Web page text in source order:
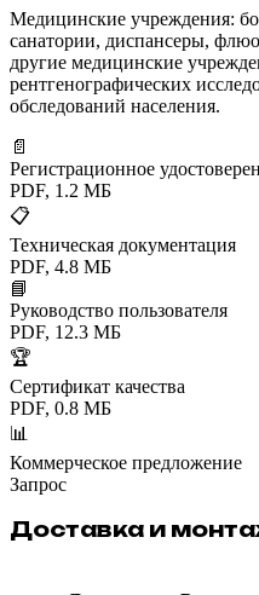
Медицинские учреждения:
санатории, диспансеры,
другие медицинские
рентгенографических
обследований населения.
📄
Регистрационное
PDF, 1.2 МБ
📋
Техническая документация
PDF, 4.8 МБ
📘
Руководство пользователя
PDF, 12.3 МБ
🏆
Сертификат качества
PDF, 0.8 МБ
📊
Коммерческое предложение
Запрос
Доставка и